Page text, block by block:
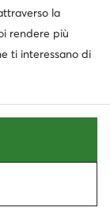
Lauren
la
rendere più
ti interessano di